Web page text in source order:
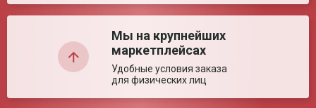
Коктейлер заказывали в дополнение к концентратору для
соляной пещеры. Товар полностью устроил. К нам в пещеру
часто ходят дети, они в восторге от коктейлей, которые мы
готовим при помощи коктейлера от компании Доброта.
Мы на крупнейших
маркетплейсах
Удобные условия заказа
для физических лиц